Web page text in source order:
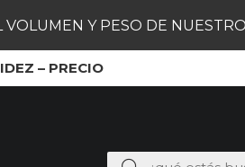
VOLUMEN Y PESO DE
– PRECIO